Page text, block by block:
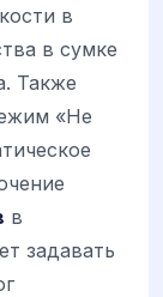
в
в сумке
Также
«Не
в
задавать